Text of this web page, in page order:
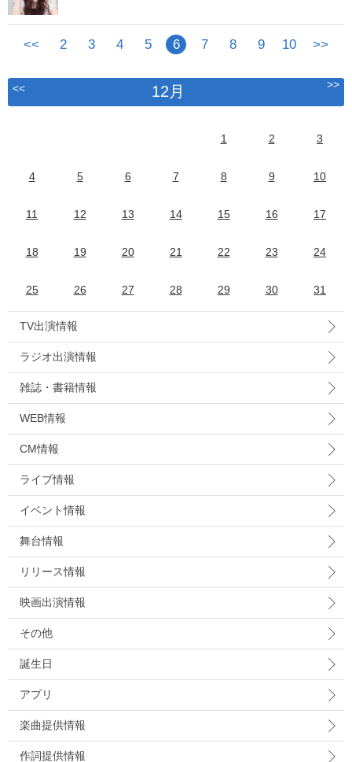
<< 2 3 4 5 6 7 8 9 10 >>
<< 12月 >>
1 2 3
4 5 6 7 8 9 10
11 12 13 14 15 16 17
18 19 20 21 22 23 24
25 26 27 28 29 30 31
TV出演情報
ラジオ出演情報
雑誌・書籍情報
WEB情報
CM情報
ライブ情報
イベント情報
舞台情報
リリース情報
映画出演情報
その他
誕生日
アプリ
楽曲提供情報
作詞提供情報